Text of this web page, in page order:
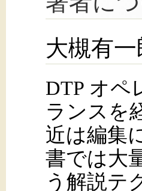
大槻有一
DTP オ
ランスを
近は編集
書では大
う解説テ